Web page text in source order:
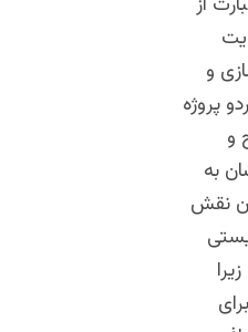
و
پروژه
و
به
نقش